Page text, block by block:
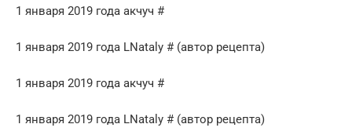
1 января 2019 года акчуч #
1 января 2019 года LNataly # (автор рецепта)
1 января 2019 года акчуч #
1 января 2019 года LNataly # (автор рецепта)